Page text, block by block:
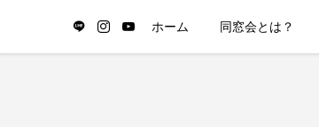
ホーム 同窓会とは？